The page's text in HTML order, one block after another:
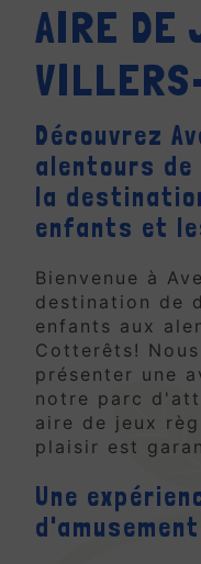
AIRE DE
Découvrez
alentours
la
enfants et
Bienvenue à
destination de
enfants aux
Cotterêts!
présenter une
notre parc
aire de jeux
plaisir est
Une